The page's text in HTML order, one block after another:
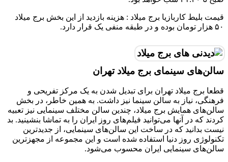
قیمت بلیط کاربازیا برج میلاد : هزینه بازدید از این بخش برج میلاد
۵۰ هزار تومان بوده و در طبقه منفی یک قرار دارد.
سالن‌های سینمای برج میلاد تهران
قطعا برج میلاد تهران برای تبدیل شدن به یک مرکز تفریحی و
فرهنگی، نیاز به سالن سینما نیز داشت. به همین خاطر، در بخش
سالن‌های همایش برج میلاد، چندین سالن مختلف سینمایی نیز تعبیه
کردند که در آنها می‌توانید فیلم‌های روز ایران را به تماشا بنشینید. بد
نیست بدانید که در ساخت این سالن‌های سینمایی، از جدیدترین
تکنولوژی روز دنیا استفاده شده است و این مجموعه از مجهز‌ترین
سالن‌های سینمایی ایران محسوب می‌شود.